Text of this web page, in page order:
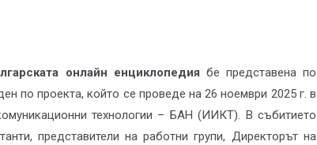
онлайн енциклопедия бе представена по
по проекта, който се проведе на 26 ноември 2025 г. в
технологии – БАН (ИИКТ). В събитието
представители на работни групи, Директорът на